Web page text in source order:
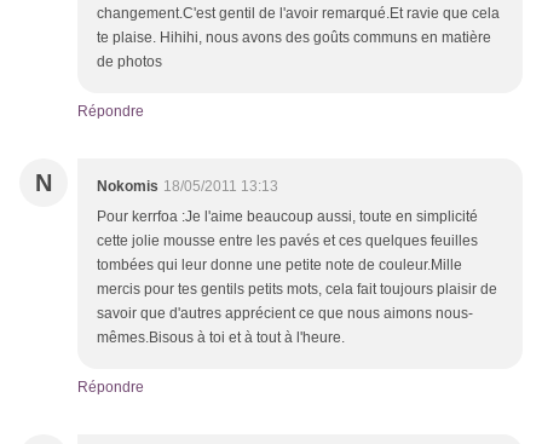
changement.C'est gentil de l'avoir remarqué.Et ravie que cela
te plaise. Hihihi, nous avons des goûts communs en matière
de photos
Répondre
N Nokomis 18/05/2011 13:13
Pour kerrfoa :Je l'aime beaucoup aussi, toute en simplicité
cette jolie mousse entre les pavés et ces quelques feuilles
tombées qui leur donne une petite note de couleur.Mille
mercis pour tes gentils petits mots, cela fait toujours plaisir de
savoir que d'autres apprécient ce que nous aimons nous-
mêmes.Bisous à toi et à tout à l'heure.
Répondre